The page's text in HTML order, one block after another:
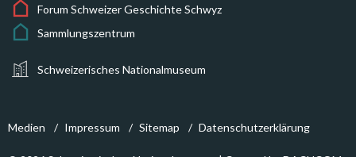
Forum Schweizer Geschichte Schwyz
Sammlungszentrum
Schweizerisches Nationalmuseum
Medien Impressum Sitemap Datenschutzerklärung